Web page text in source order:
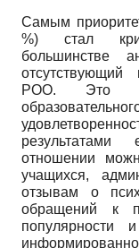
Самым
%) стал
большинстве
отсутствующий
РОО. Это
отношении
учащихся,
отзывам о
обращений к